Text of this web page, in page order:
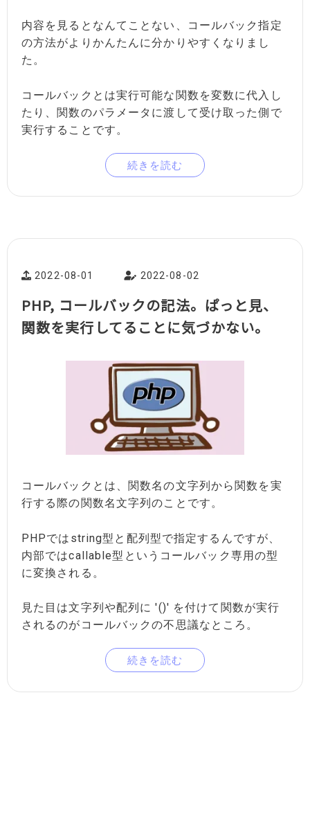
内容を見るとなんてことない、コールバック指定
の方法がよりかんたんに分かりやすくなりまし
た。
コールバックとは実行可能な関数を変数に代入し
たり、関数のパラメータに渡して受け取った側で
実行することです。
続きを読む
2022-08-01 2022-08-02
PHP, コールバックの記法。ぱっと見、
関数を実行してることに気づかない。
コールバックとは、関数名の文字列から関数を実
行する際の関数名文字列のことです。
PHPではstring型と配列型で指定するんですが、
内部ではcallable型というコールバック専用の型
に変換される。
見た目は文字列や配列に '()' を付けて関数が実行
されるのがコールバックの不思議なところ。
続きを読む